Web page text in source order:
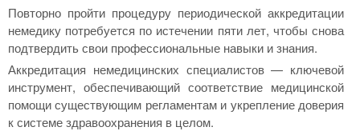
Повторно пройти процедуру периодической аккредитации
немедику потребуется по истечении пяти лет, чтобы снова
подтвердить свои профессиональные навыки и знания.
Аккредитация немедицинских специалистов — ключевой
инструмент, обеспечивающий соответствие медицинской
помощи существующим регламентам и укрепление доверия
к системе здравоохранения в целом.